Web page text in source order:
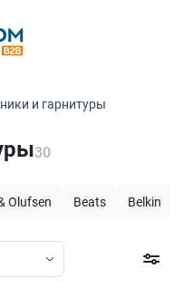
и гарнитуры
30
Olufsen Beats Belkin